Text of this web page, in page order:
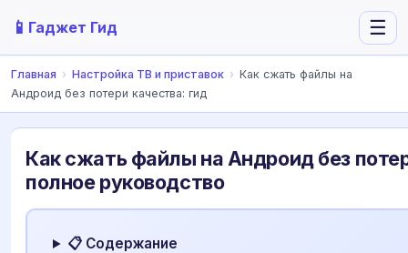
📱 Гаджет Гид ☰
Главная › Настройка ТВ и приставок › Как сжать файлы на
Андроид без потери качества: гид
Как сжать файлы на Андроид без
полное руководство
📋 Содержание